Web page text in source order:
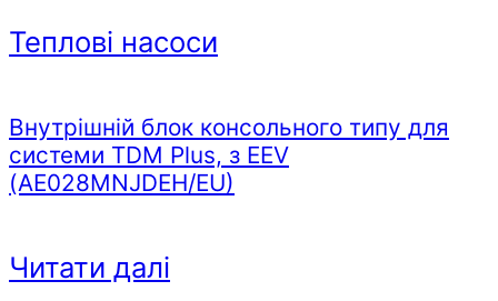
Теплові насоси
Внутрішній блок консольного типу для
системи TDM Plus, з EEV
(AE028MNJDEH/EU)
Читати далі